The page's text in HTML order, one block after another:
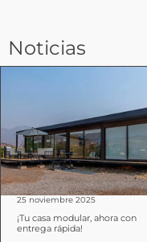
Noticias
25 noviembre 2025
¡Tu casa modular, ahora con
entrega rápida!